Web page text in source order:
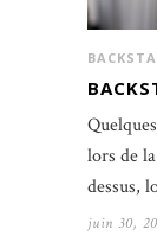
lors de
dessus,
juin 30,